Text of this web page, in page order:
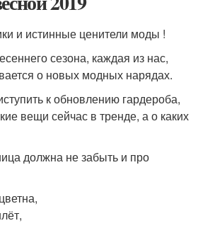
и истинные ценители моды !
сезона, каждая из нас,
о новых модных нарядах.
к обновлению гардероба,
вещи сейчас в тренде, а о каких
должна не забыть и про